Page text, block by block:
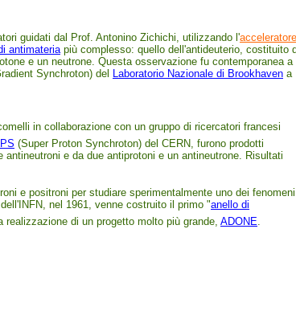
guidati dal Prof. Antonino Zichichi, utilizzando l'acceleratore
antimateria più complesso: quello dell'antideuterio, costituito
e un neutrone. Questa osservazione fu contemporanea a
Synchroton) del Laboratorio Nazionale di Brookhaven a
in collaborazione con un gruppo di ricercatori francesi
(Super Proton Synchroton) del CERN, furono prodotti
e da due antiprotoni e un antineutrone. Risultati
e positroni per studiare sperimentalmente uno dei fenomeni
nel 1961, venne costruito il primo "anello di
realizzazione di un progetto molto più grande, ADONE